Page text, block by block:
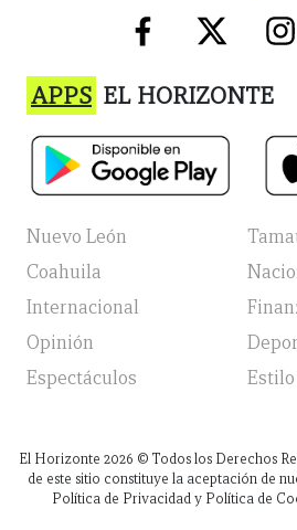
APPS EL HORIZONTE
Nuevo León
Coahuila
Internacional
Opinión
Espectáculos
El Horizonte 2026 © Todos los Derechos
de este sitio constituye la aceptación de
Política de Privacidad y Política de